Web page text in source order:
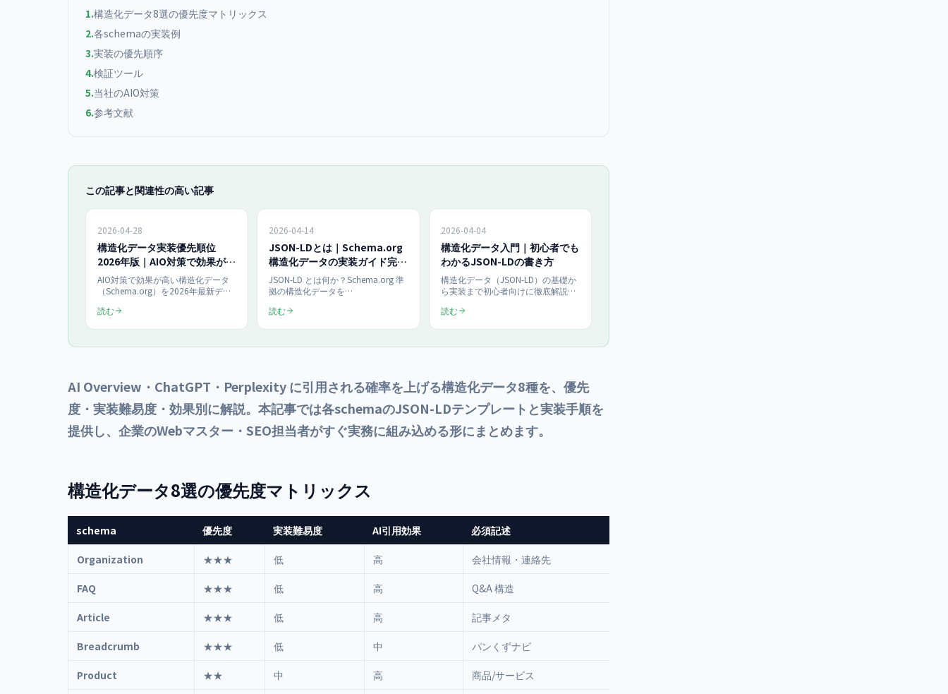
1.構造化データ8選の優先度マトリックス
2.各schemaの実装例
3.実装の優先順序
4.検証ツール
5.当社のAIO対策
6.参考文献
この記事と関連性の高い記事
2026-04-28
構造化データ実装優先順位
2026年版｜AIO対策で効果が高
い10のスキーマ完全ガイド
AIO対策で効果が高い構造化データ
（Schema.org）を2026年最新デー
Product・Review等10種の実装優先
向けに実務的にまとめます。
読む
2026-04-14
JSON-LDとは｜Schema.org
構造化データの実装ガイド完全
版【2026】
JSON-LD とは何か？Schema.org 準
拠の構造化データを
ガイド。Organization・Product
JSON 構文ミス対策まで2026年7月
読む
2026-04-04
構造化データ入門｜初心者でも
わかるJSON-LDの書き方
構造化データ（JSON-LD）の基礎か
ら実装まで初心者向けに徹底解説。
HowToの4種のテンプレートを掲
読む
AI Overview・ChatGPT・Perplexity に引用される確率を上げる構造化データ8種を、優先
度・実装難易度・効果別に解説。本記事では各schemaのJSON-LDテンプレートと実装手順を
提供し、企業のWebマスター・SEO担当者がすぐ実務に組み込める形にまとめます。
構造化データ8選の優先度マトリックス
schema 優先度 実装難易度 AI引用効果 必須記述
Organization ★★★ 低 高 会社情報・連絡先
FAQ ★★★ 低 高 Q&A 構造
Article ★★★ 低 高 記事メタ
Breadcrumb ★★★ 低 中 パンくずナビ
Product ★★ 中 高 商品/サービス